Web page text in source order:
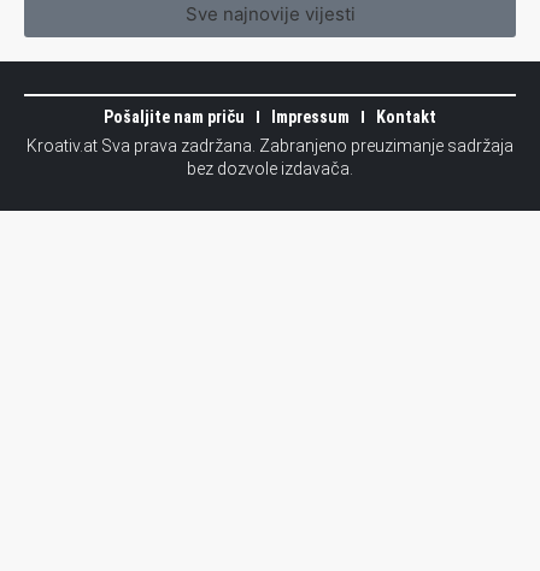
Sve najnovije vijesti
Pošaljite nam priču Impressum
Kontakt
Kroativ.at Sva prava zadržana. Zabranjeno preuzimanje sadržaja
bez dozvole izdavača.